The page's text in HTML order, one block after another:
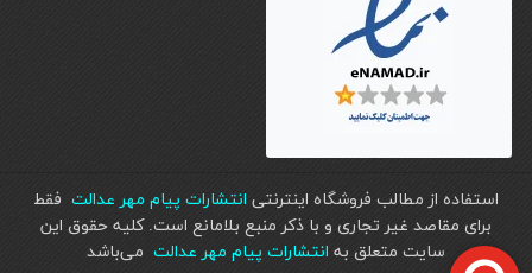
استفاده از مطالب فروشگاه اینترنتی انتشارات پیام مهر عدالت فقط
برای مقاصد غیر تجاری و با ذکر منبع بلامانع است. کليه حقوق اين
سايت متعلق به انتشارات پیام مهر عدالت می‌باشد